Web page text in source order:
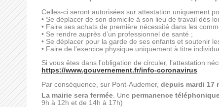
Celles-ci seront autorisées sur attestation uniquement
• Se déplacer de son domicile à son lieu de travail dès
• Faire ses achats de première nécessité dans les
• Se rendre auprès d’un professionnel de santé ;
• Se déplacer pour la garde de ses enfants et soutenir
• Faire de l’exercice physique uniquement à titre
Si vous êtes dans l’obligation de circuler, l’attestation
https://www.gouvernement.fr/info-coronavirus
Par conséquence, sur Pont-Audemer, depuis mardi 17
La mairie sera fermée. Une permanence
9h à 12h et de 14h à 17h)